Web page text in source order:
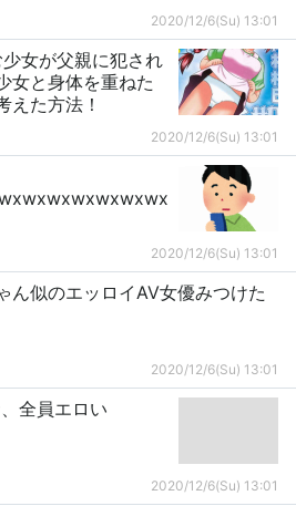
2020/12/6(Su) 13:01
少女が父親に犯され
女と身体を重ねた
えた方法！
2020/12/6(Su) 13:01
2020/12/6(Su) 13:01
ん似のエッロイAV女優みつけた
2020/12/6(Su) 13:01
全員エロい
2020/12/6(Su) 13:01